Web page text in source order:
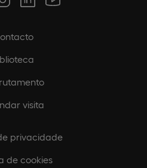
visita
privacidade
de cookies